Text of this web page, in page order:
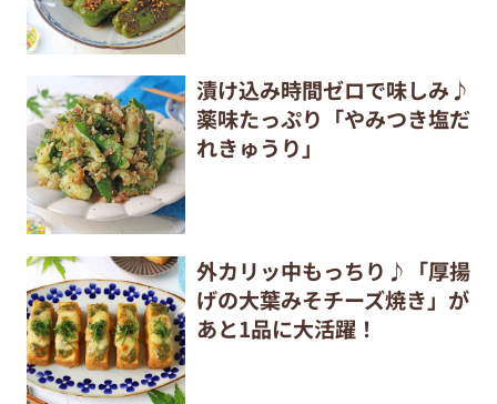
漬け込み時間ゼロで味しみ♪
薬味たっぷり「やみつき塩だ
れきゅうり」
外カリッ中もっちり♪「厚揚
げの大葉みそチーズ焼き」が
あと1品に大活躍！